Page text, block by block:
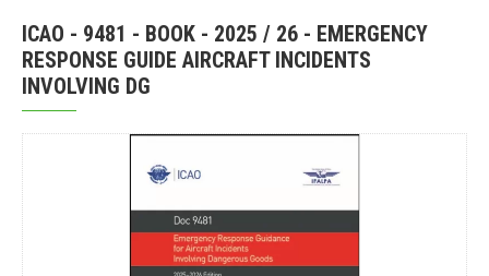
ICAO - 9481 - BOOK - 2025 / 26 - EMERGENCY
RESPONSE GUIDE AIRCRAFT INCIDENTS
INVOLVING DG